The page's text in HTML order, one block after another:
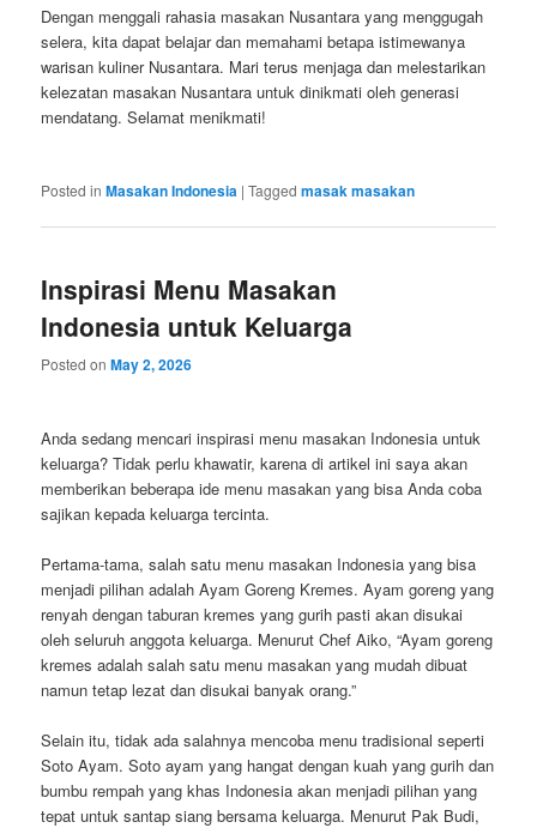
Dengan menggali rahasia masakan Nusantara yang menggugah
selera, kita dapat belajar dan memahami betapa istimewanya
warisan kuliner Nusantara. Mari terus menjaga dan melestarikan
kelezatan masakan Nusantara untuk dinikmati oleh generasi
mendatang. Selamat menikmati!
Posted in Masakan Indonesia |Tagged masak masakan
Inspirasi Menu Masakan
Indonesia untuk Keluarga
Posted onMay 2, 2026
Anda sedang mencari inspirasi menu masakan Indonesia untuk
keluarga? Tidak perlu khawatir, karena di artikel ini saya akan
memberikan beberapa ide menu masakan yang bisa Anda coba
sajikan kepada keluarga tercinta.
Pertama-tama, salah satu menu masakan Indonesia yang bisa
menjadi pilihan adalah Ayam Goreng Kremes. Ayam goreng yang
renyah dengan taburan kremes yang gurih pasti akan disukai
oleh seluruh anggota keluarga. Menurut Chef Aiko, “Ayam goreng
kremes adalah salah satu menu masakan yang mudah dibuat
namun tetap lezat dan disukai banyak orang.”
Selain itu, tidak ada salahnya mencoba menu tradisional seperti
Soto Ayam. Soto ayam yang hangat dengan kuah yang gurih dan
bumbu rempah yang khas Indonesia akan menjadi pilihan yang
tepat untuk santap siang bersama keluarga. Menurut Pak Budi,